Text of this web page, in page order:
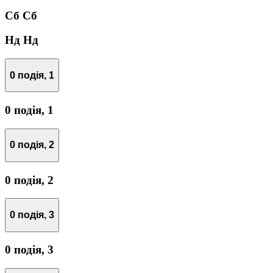
Сб Сб
Нд Нд
0 подія, 1
0 подія, 1
0 подія, 2
0 подія, 2
0 подія, 3
0 подія, 3